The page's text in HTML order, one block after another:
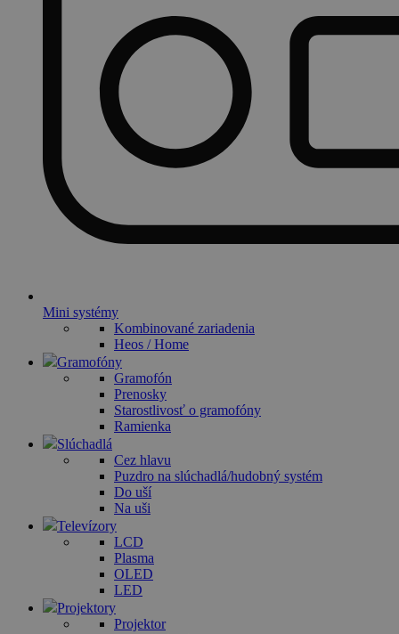
Mini systémy
Kombinované zariadenia
Heos / Home
Gramofóny
Gramofón
Prenosky
Starostlivosť o gramofóny
Ramienka
Slúchadlá
Cez hlavu
Puzdro na slúchadlá/hudobný systém
Do uší
Na uši
Televízory
LCD
Plasma
OLED
LED
Projektory
Projektor